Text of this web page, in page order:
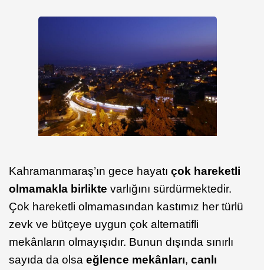
Kahramanmaraş’ın gece hayatı çok hareketli
olmamakla birlikte varlığını sürdürmektedir.
Çok hareketli olmamasından kastımız her türlü
zevk ve bütçeye uygun çok alternatifli
mekânların olmayışıdır. Bunun dışında sınırlı
sayıda da olsa eğlence mekânları, canlı